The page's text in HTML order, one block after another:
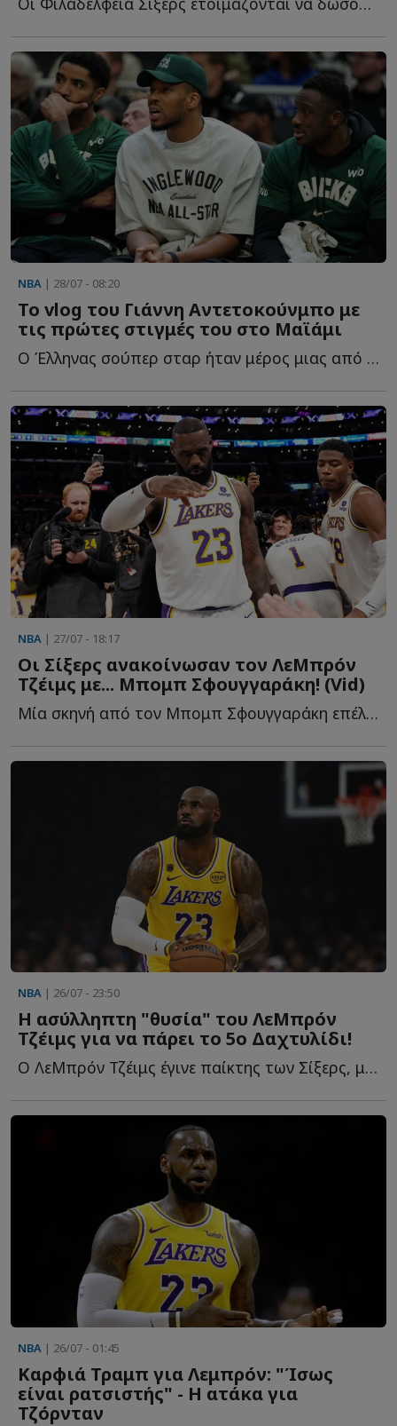
NBA | 28/07 - 08:20
Το vlog του Γιάννη Αντετοκούνμπο με
τις πρώτες στιγμές του στο Μαϊάμι
Ο Έλληνας σούπερ σταρ ήταν μέρος μιας από τις μεγαλύτερες μ...
NBA | 27/07 - 18:17
Οι Σίξερς ανακοίνωσαν τον ΛεΜπρόν
Τζέιμς με... Μπομπ Σφουγγαράκη! (Vid)
Μία σκηνή από τον Μπομπ Σφουγγαράκη επέλεξαν οι Σίξερς γ...
NBA | 26/07 - 23:50
Η ασύλληπτη "θυσία" του ΛεΜπρόν
Τζέιμς για να πάρει το 5ο Δαχτυλίδι!
Ο ΛεΜπρόν Τζέιμς έγινε παίκτης των Σίξερς, με τρόπο π...
NBA | 26/07 - 01:45
Καρφιά Τραμπ για Λεμπρόν: "Ίσως
είναι ρατσιστής" - Η ατάκα για
Τζόρνταν